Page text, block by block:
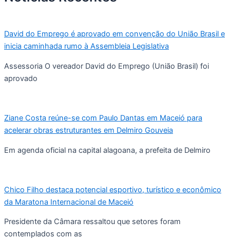
David do Emprego é aprovado em convenção do União Brasil e
inicia caminhada rumo à Assembleia Legislativa
Assessoria O vereador David do Emprego (União Brasil) foi
aprovado
Ziane Costa reúne-se com Paulo Dantas em Maceió para
acelerar obras estruturantes em Delmiro Gouveia
Em agenda oficial na capital alagoana, a prefeita de Delmiro
Chico Filho destaca potencial esportivo, turístico e econômico
da Maratona Internacional de Maceió
Presidente da Câmara ressaltou que setores foram
contemplados com as